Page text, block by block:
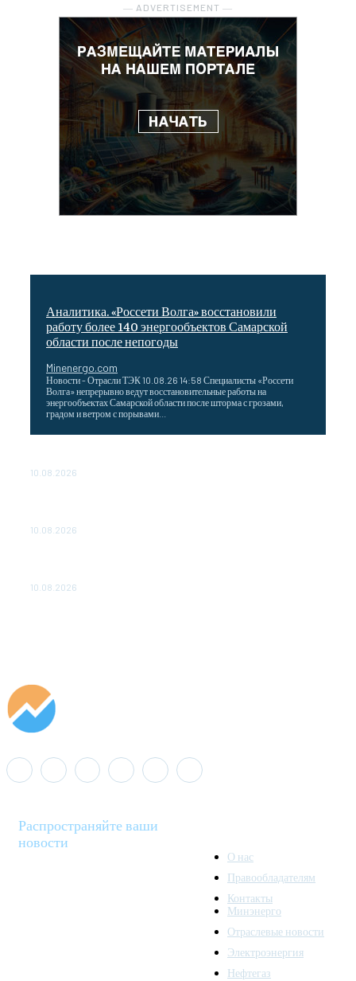
― ADVERTISEMENT ―
Аналитика. «Россети Волга» восстановили
работу более 140 энергообъектов Самарской
области после непогоды
Minenergo.com
Новости - Отрасли ТЭК 10.08.26 14:58 Специалисты «Россети
Волга» непрерывно ведут восстановительные работы на
энергообъектах Самарской области после шторма с грозами,
градом и ветром с порывами...
10.08.2026
10.08.2026
10.08.2026
Распространяйте ваши
новости
О нас
Правообладателям
Контакты
Минэнерго
Отраслевые новости
Электроэнергия
Нефтегаз